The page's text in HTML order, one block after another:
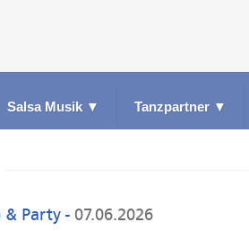
Salsa Musik ▼ Tanzpartner ▼
& Party - 07.06.2026